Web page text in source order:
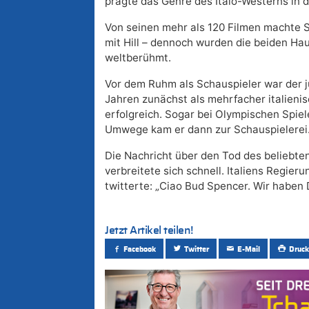
Von seinen mehr als 120 Filmen machte
mit Hill – dennoch wurden die beiden
weltberühmt.
Vor dem Ruhm als Schauspieler war der
Jahren zunächst als mehrfacher
erfolgreich. Sogar bei Olympischen
Umwege kam er dann zur
Die Nachricht über den Tod des
verbreitete sich schnell. Italiens
twitterte: „Ciao Bud Spencer. Wir haben
Jetzt Artikel teilen!
Facebook Twitter E-Mail